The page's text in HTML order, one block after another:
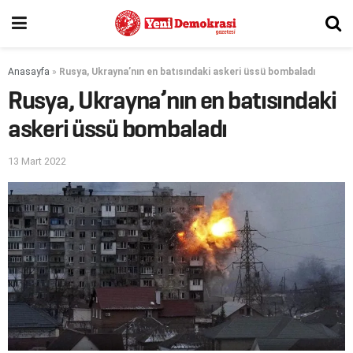
Anasayfa » Rusya, Ukrayna’nın en batısındaki askeri üssü bombaladı
Rusya, Ukrayna’nın en batısındaki
askeri üssü bombaladı
13 Mart 2022